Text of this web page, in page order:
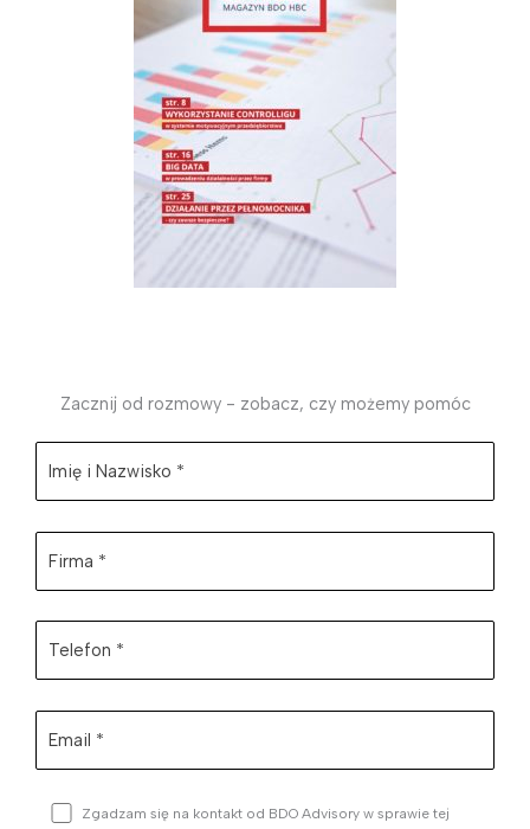
Zacznij od rozmowy - zobacz, czy możemy pomóc
Zgadzam się na kontakt od BDO Advisory w sprawie tej